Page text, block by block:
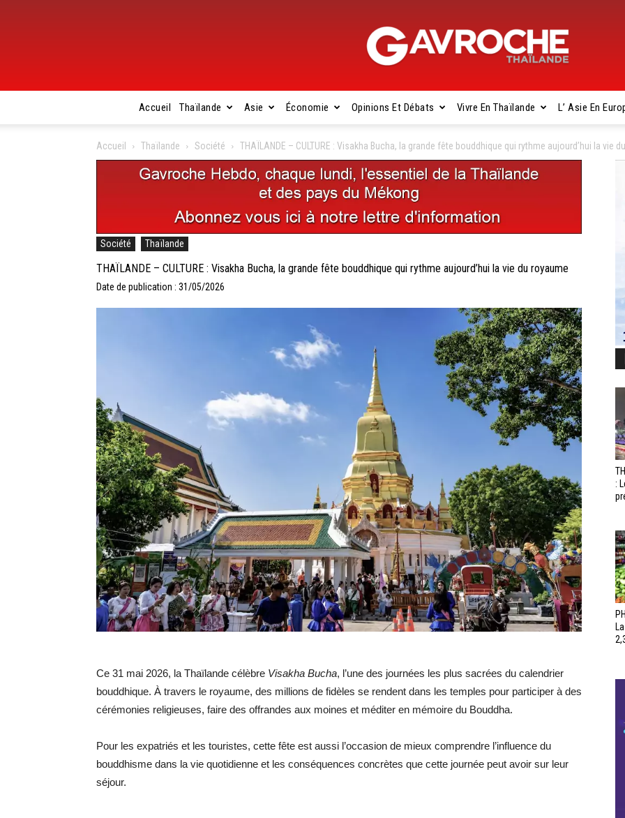
Gavroche
Accueil Thaïlande Asie Économie Opinions Et Débats Vivre En Thaïlande L’ Asie En
Accueil Thaïlande Société THAÏLANDE – CULTURE : Visakha Bucha, la grande fête bouddhique qui rythme aujourd’hui la vie
Société Thaïlande
THAÏLANDE – CULTURE : Visakha Bucha, la grande fête bouddhique qui rythme aujourd’hui la vie du royaume
Date de publication : 31/05/2026
Ce 31 mai 2026, la Thaïlande célèbre Visakha Bucha, l’une des journées les plus sacrées du calendrier
bouddhique. À travers le royaume, des millions de fidèles se rendent dans les temples pour participer à des
cérémonies religieuses, faire des offrandes aux moines et méditer en mémoire du Bouddha.
Pour les expatriés et les touristes, cette fête est aussi l’occasion de mieux comprendre l’influence du
bouddhisme dans la vie quotidienne et les conséquences concrètes que cette journée peut avoir sur leur
séjour.
: